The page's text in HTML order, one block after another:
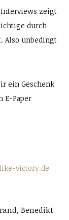
zeigt
durch
Also unbedingt
ein Geschenk
E-Paper
victory.de
Benedikt